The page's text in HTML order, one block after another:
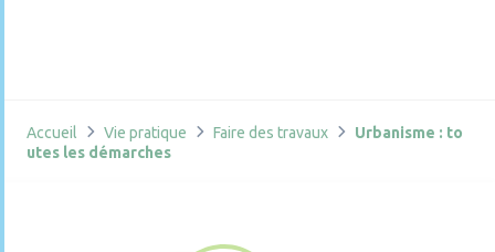
Accueil Vie pratique Faire des travaux
Urbanisme : to
utes les démarches